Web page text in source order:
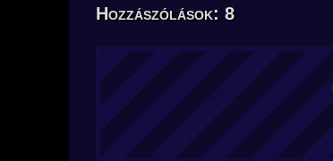
Hozzászólások: 8